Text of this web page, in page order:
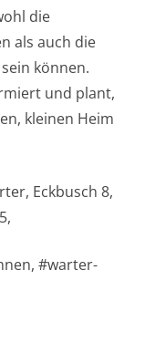
die
als auch die
können.
und plant,
kleinen Heim
Eckbusch 8,
#warter-